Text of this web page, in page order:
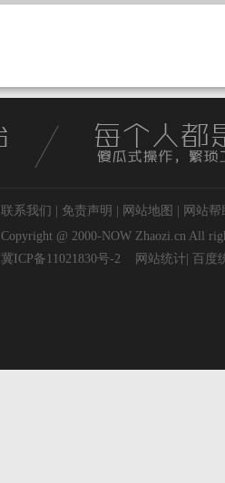
联系我们 免责声明 网站地图 网站帮
Copyright @ 2000-NOW Zhaozi.cn All
冀ICP备11021830号-2
网站统计 百度